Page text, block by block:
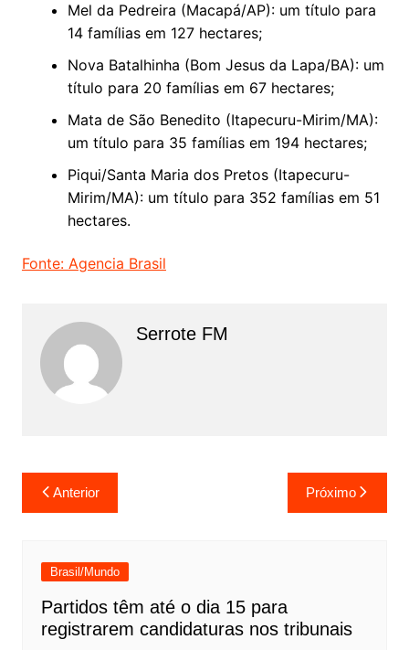
Mel da Pedreira (Macapá/AP): um título para
14 famílias em 127 hectares;
Nova Batalhinha (Bom Jesus da Lapa/BA): um
título para 20 famílias em 67 hectares;
Mata de São Benedito (Itapecuru-Mirim/MA):
um título para 35 famílias em 194 hectares;
Piqui/Santa Maria dos Pretos (Itapecuru-
Mirim/MA): um título para 352 famílias em 51
hectares.
Fonte: Agencia Brasil
Serrote FM
Navegação
de
Anterior Próximo
Brasil/Mundo
Partidos têm até o dia 15 para
registrarem candidaturas nos tribunais